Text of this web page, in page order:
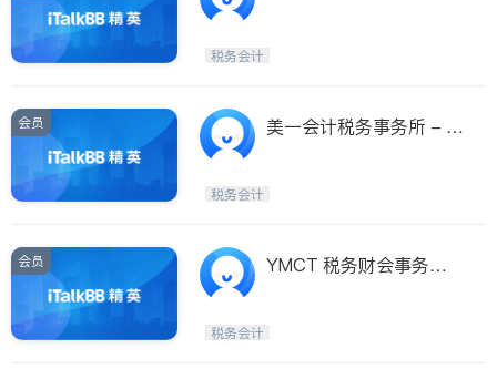
税务会计
会员
美一会计税务事务所 - Fi
税务会计
会员
YMCT 税务财会事务所 Y
税务会计